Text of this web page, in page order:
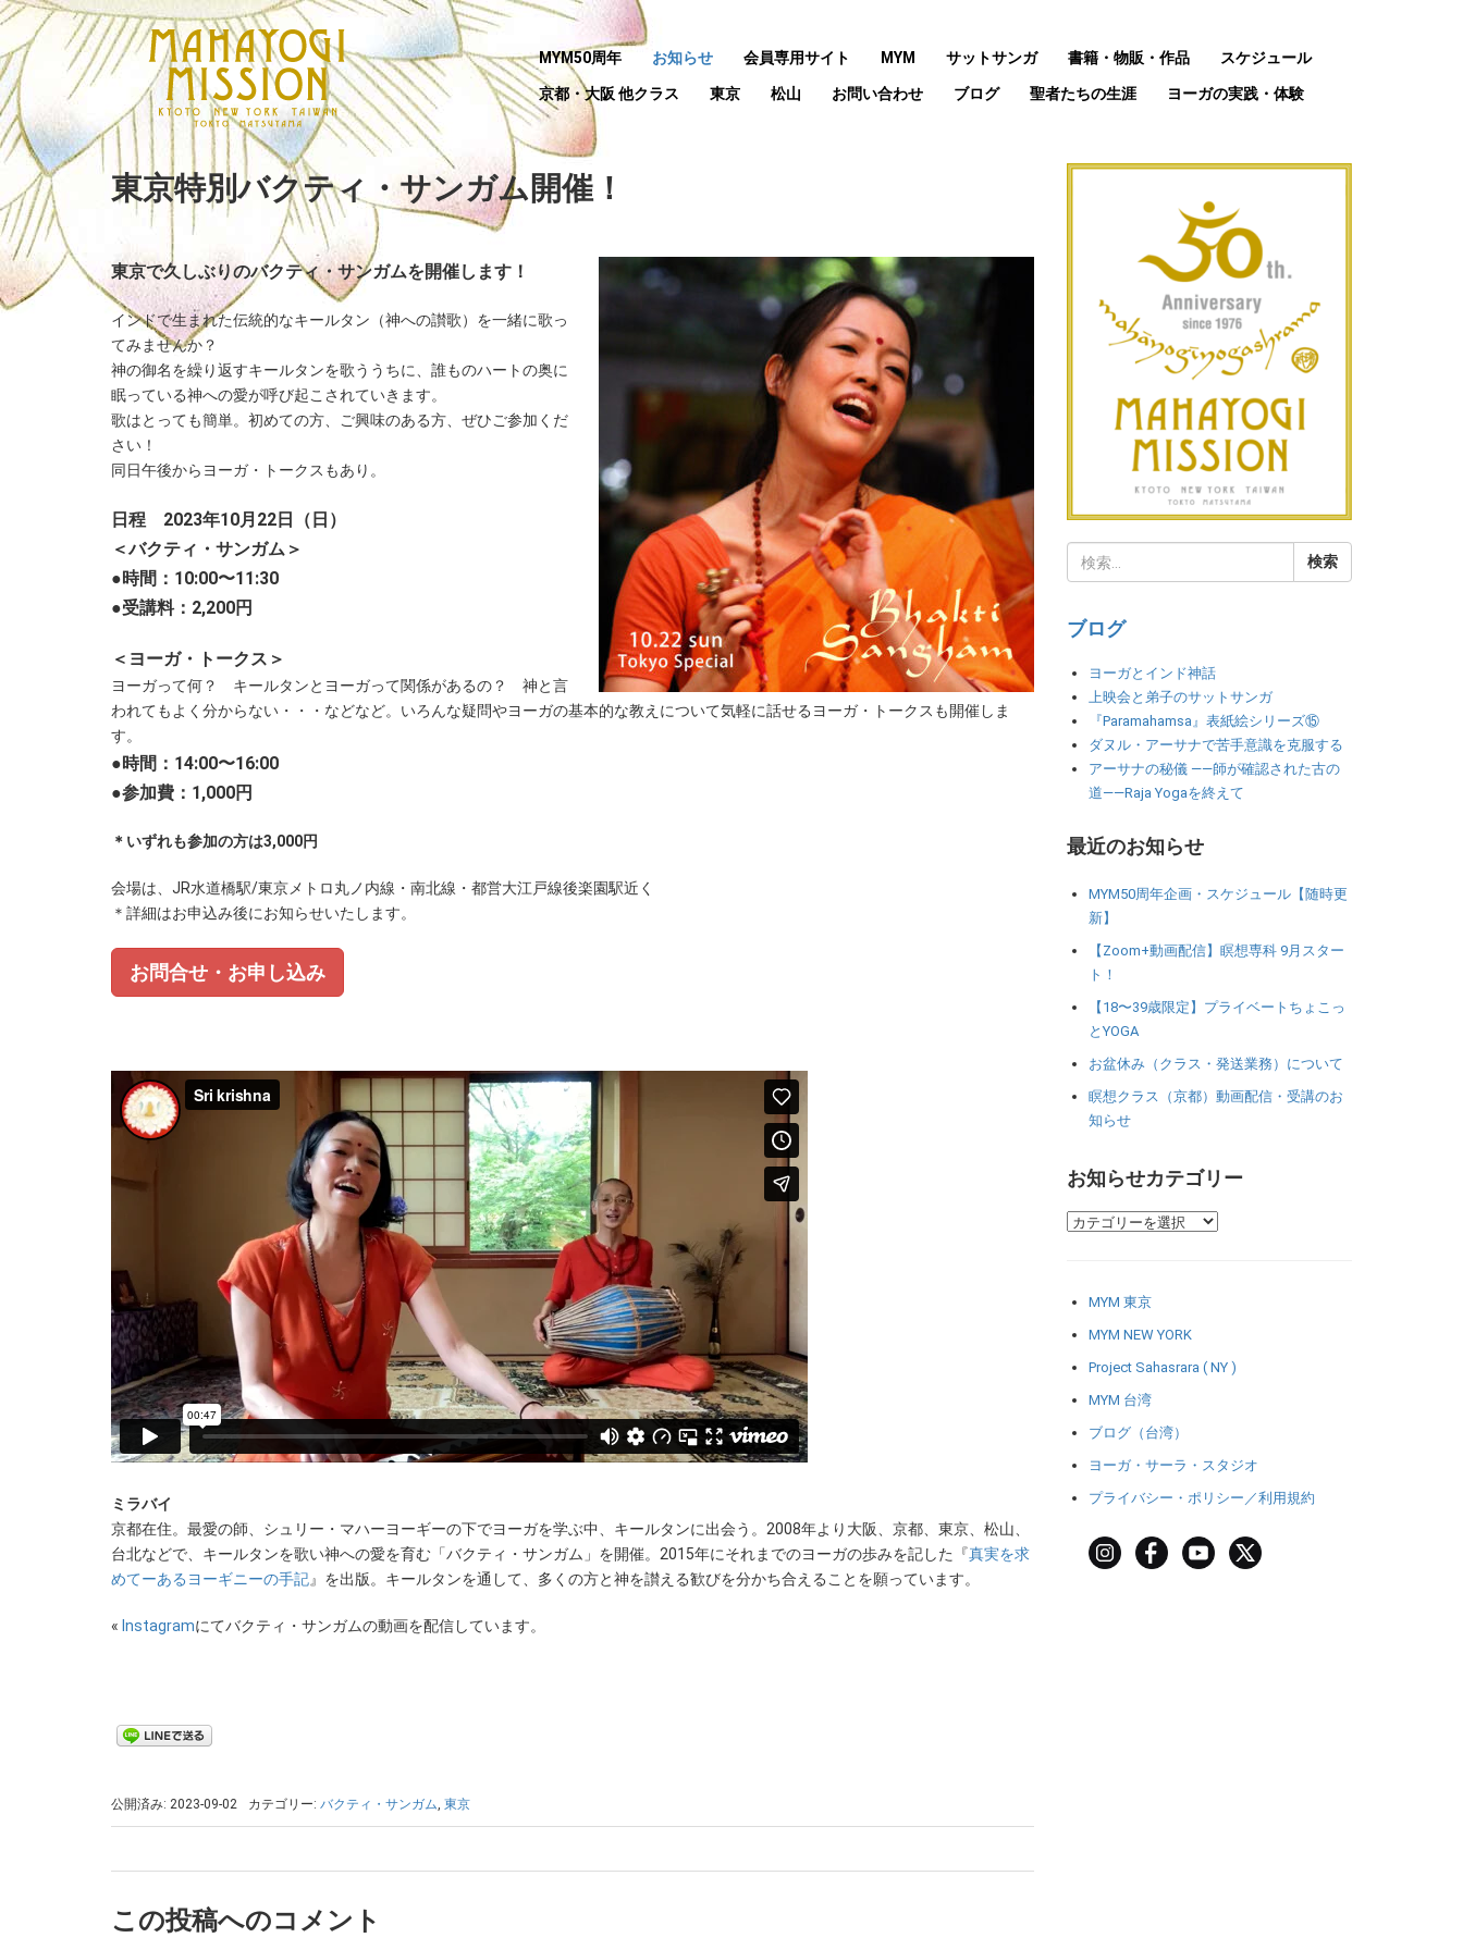
MYM50周年 お知らせ 会員専用サイト MYM サットサンガ 書籍・物販・作品 スケジュール
京都・大阪 他クラス 東京 松山 お問い合わせ ブログ 聖者たちの生涯 ヨーガの実践・体験
東京特別バクティ・サンガム開催！
東京で久しぶりのバクティ・サンガムを開催します！
インドで生まれた伝統的なキールタン（神への讃歌）を一緒に歌っ
てみませんか？
神の御名を繰り返すキールタンを歌ううちに、誰ものハートの奥に
眠っている神への愛が呼び起こされていきます。
歌はとっても簡単。初めての方、ご興味のある方、ぜひご参加くだ
さい！
同日午後からヨーガ・トークスもあり。
日程 2023年10月22日（日）
＜バクティ・サンガム＞
●時間：10:00〜11:30
●受講料：2,200円
＜ヨーガ・トークス＞
ヨーガって何？ キールタンとヨーガって関係があるの？ 神と言
われてもよく分からない・・・などなど。いろんな疑問やヨーガの基本的な教えについて気軽に話せるヨーガ・トークスも開催しま
す。
●時間：14:00〜16:00
●参加費：1,000円
＊いずれも参加の方は3,000円
会場は、JR水道橋駅/東京メトロ丸ノ内線・南北線・都営大江戸線後楽園駅近く
＊詳細はお申込み後にお知らせいたします。
お問合せ・お申し込み
ミラバイ
京都在住。最愛の師、シュリー・マハーヨーギーの下でヨーガを学ぶ中、キールタンに出会う。2008年より大阪、京都、東京、松山、
台北などで、キールタンを歌い神への愛を育む「バクティ・サンガム」を開催。2015年にそれまでのヨーガの歩みを記した『真実を求
めてーあるヨーギニーの手記』を出版。キールタンを通して、多くの方と神を讃える歓びを分かち合えることを願っています。
« Instagramにてバクティ・サンガムの動画を配信しています。
公開済み: 2023-09-02 カテゴリー: バクティ・サンガム 東京
この投稿へのコメント
ブログ
ヨーガとインド神話
上映会と弟子のサットサンガ
『Paramahamsa』表紙絵シリーズ⑮
ダヌル・アーサナで苦手意識を克服する
アーサナの秘儀 ――師が確認された古の
道――Raja Yogaを終えて
最近のお知らせ
MYM50周年企画・スケジュール【随時更
新】
【Zoom+動画配信】瞑想専科 9月スター
ト！
【18〜39歳限定】プライベートちょこっ
とYOGA
お盆休み（クラス・発送業務）について
瞑想クラス（京都）動画配信・受講のお
知らせ
お知らせカテゴリー
MYM 東京
MYM NEW YORK
Project Sahasrara ( NY )
MYM 台湾
ブログ（台湾）
ヨーガ・サーラ・スタジオ
プライバシー・ポリシー／利用規約